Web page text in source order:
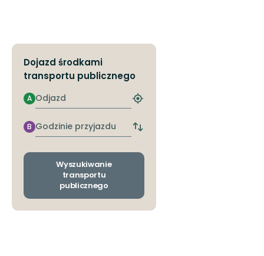
Dojazd środkami
transportu publicznego
Odjazd
A
Znajdź
przystanek
Godzinie
przyjazdu
B
Zmiana
odjazdu
Wyszukiwanie
transportu
publicznego